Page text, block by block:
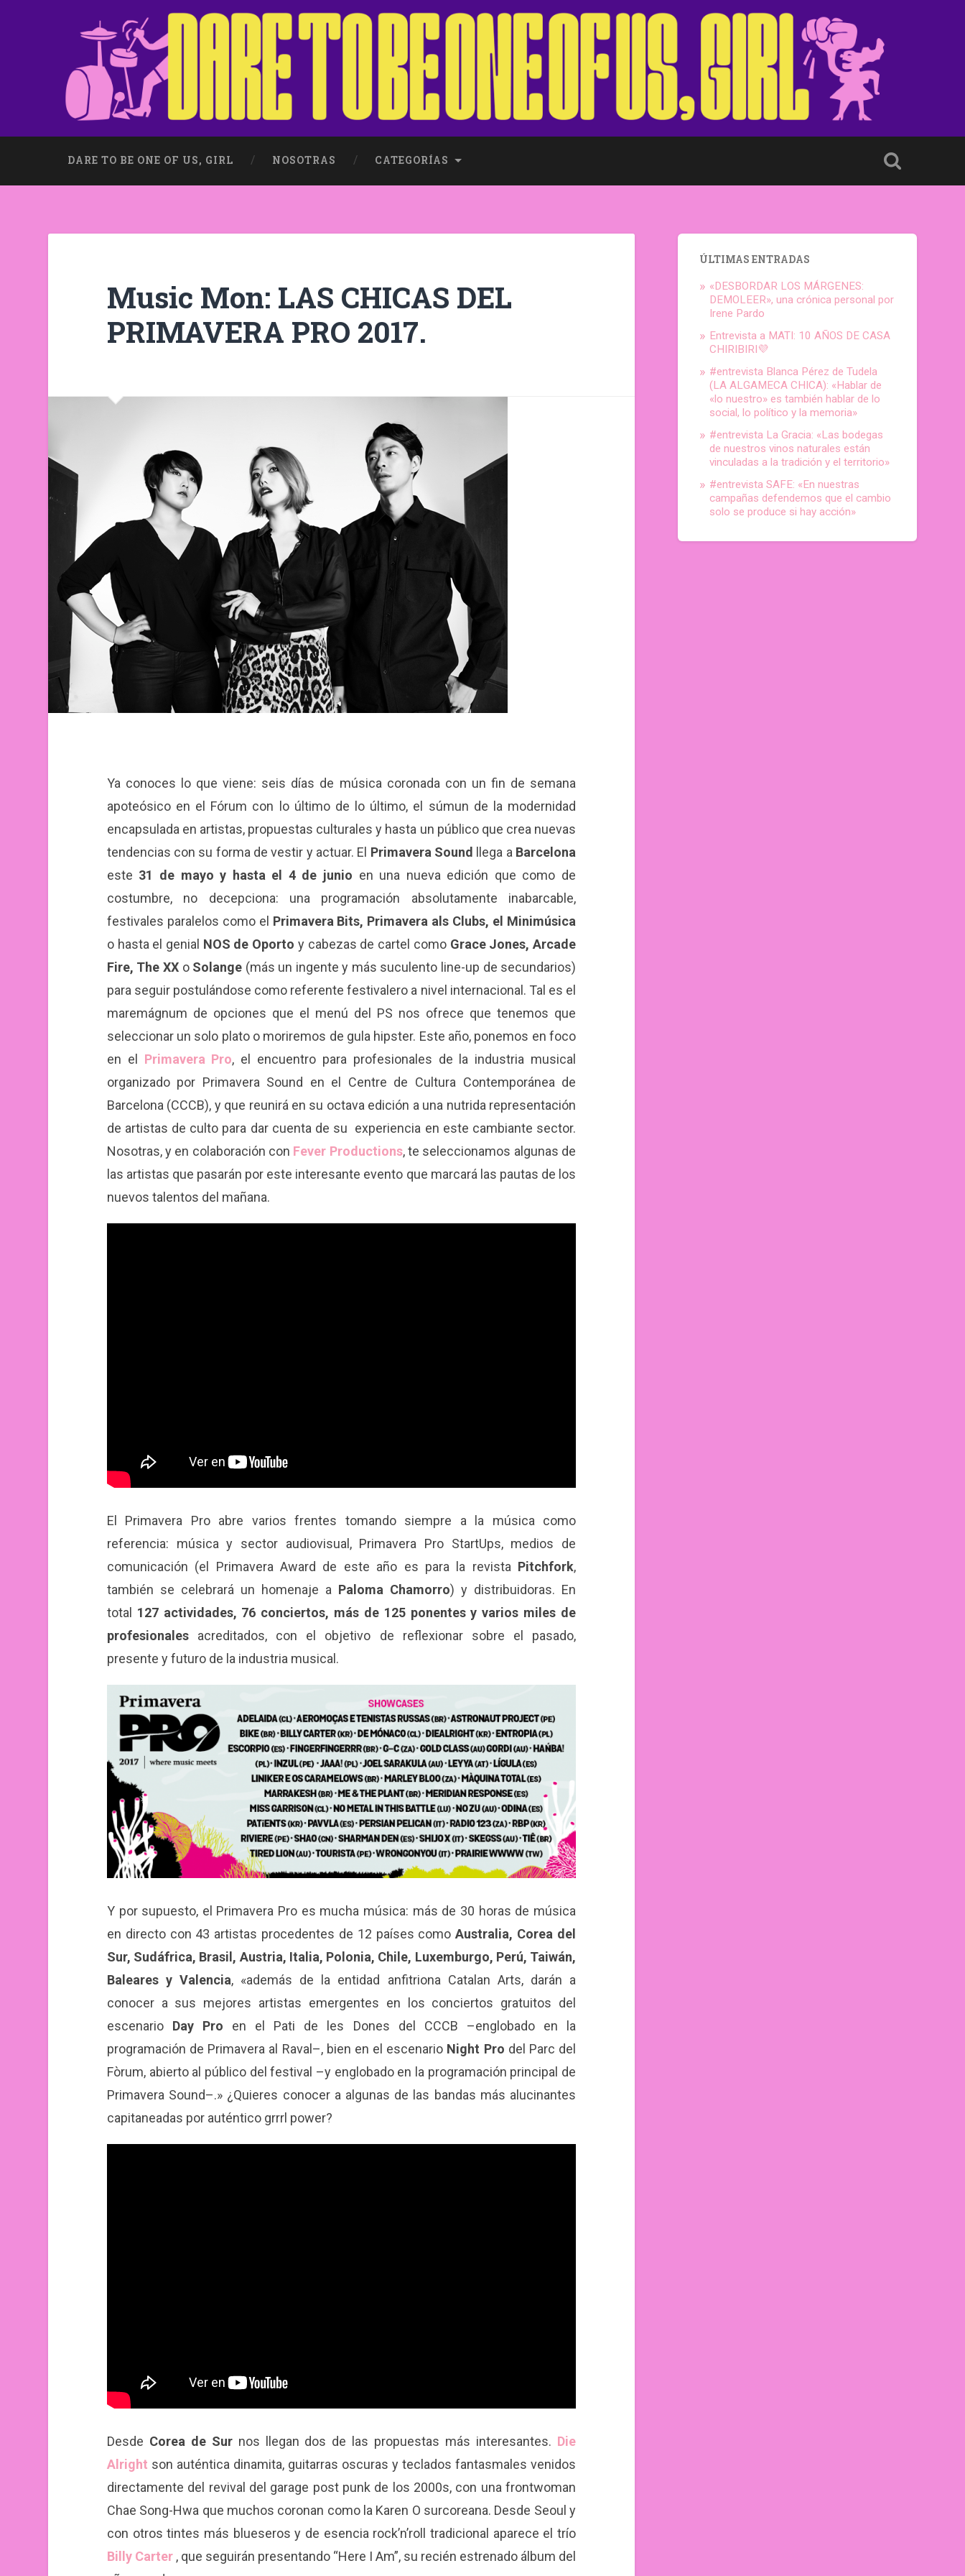
DARE TO BE ONE OF US, GIRL NOSOTRAS CATEGORÍAS
Music Mon: LAS CHICAS DEL
PRIMAVERA PRO 2017.
Ya conoces lo que viene: seis días de música coronada con un fin de semana
apoteósico en el Fórum con lo último de lo último, el súmun de la modernidad
encapsulada en artistas, propuestas culturales y hasta un público que crea nuevas
tendencias con su forma de vestir y actuar. El Primavera Sound llega a Barcelona
este 31 de mayo y hasta el 4 de junio en una nueva edición que como de
costumbre, no decepciona: una programación absolutamente inabarcable,
festivales paralelos como el Primavera Bits, Primavera als Clubs, el Minimúsica
o hasta el genial NOS de Oporto y cabezas de cartel como Grace Jones, Arcade
Fire, The XX oSolange (más un ingente y más suculento line-up de secundarios)
para seguir postulándose como referente festivalero a nivel internacional. Tal es el
maremágnum de opciones que el menú del PS nos ofrece que tenemos que
seleccionar un solo plato o moriremos de gula hipster. Este año, ponemos en foco
en el Primavera Pro, el encuentro para profesionales de la industria musical
organizado por Primavera Sound en el Centre de Cultura Contemporánea de
Barcelona (CCCB), y que reunirá en su octava edición a una nutrida representación
de artistas de culto para dar cuenta de su experiencia en este cambiante sector.
Nosotras, y en colaboración con Fever Productions, te seleccionamos algunas de
las artistas que pasarán por este interesante evento que marcará las pautas de los
nuevos talentos del mañana.
El Primavera Pro abre varios frentes tomando siempre a la música como
referencia: música y sector audiovisual, Primavera Pro StartUps, medios de
comunicación (el Primavera Award de este año es para la revista Pitchfork,
también se celebrará un homenaje a Paloma Chamorro) y distribuidoras. En
total 127 actividades, 76 conciertos, más de 125 ponentes y varios miles de
profesionalesacreditados, con el objetivo de reflexionar sobre el pasado,
presente y futuro de la industria musical.
Y por supuesto, el Primavera Pro es mucha música: más de 30 horas de música
en directo con 43 artistas procedentes de 12 países comoAustralia, Corea del
Sur, Sudáfrica, Brasil, Austria, Italia, Polonia, Chile, Luxemburgo, Perú, Taiwán,
Baleares y Valencia, «además de la entidad anfitriona Catalan Arts, darán a
conocer a sus mejores artistas emergentes en los conciertos gratuitos del
escenario Day Pro en el Pati de les Dones del CCCB –englobado en la
programación de Primavera al Raval–, bien en el escenario Night Pro del Parc del
Fòrum, abierto al público del festival –y englobado en la programación principal de
Primavera Sound–.» ¿Quieres conocer a algunas de las bandas más alucinantes
capitaneadas por auténtico grrrl power?
Desde Corea de Surnos llegan dos de las propuestas más interesantes. Die
Alright son auténtica dinamita, guitarras oscuras y teclados fantasmales venidos
directamente del revival del garage post punk de los 2000s, con una frontwoman
Chae Song-Hwa que muchos coronan como la Karen O surcoreana. Desde Seoul y
con otros tintes más blueseros y de esencia rock’n’roll tradicional aparece el trío
Billy Carter, que seguirán presentando “Here I Am”, su recién estrenado álbum del
ÚLTIMAS ENTRADAS
«DESBORDAR LOS MÁRGENES:
DEMOLEER», una crónica personal por
Irene Pardo
Entrevista a MATI: 10 AÑOS DE CASA
CHIRIBIRI💜
#entrevista Blanca Pérez de Tudela
(LA ALGAMECA CHICA): «Hablar de
«lo nuestro» es también hablar de lo
social, lo político y la memoria»
#entrevista La Gracia: «Las bodegas
de nuestros vinos naturales están
vinculadas a la tradición y el territorio»
#entrevista SAFE: «En nuestras
campañas defendemos que el cambio
solo se produce si hay acción»